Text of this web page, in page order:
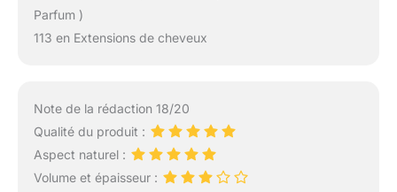
Parfum )
113 en Extensions de cheveux
Note de la rédaction 18/20
Qualité du produit :
Aspect naturel :
Volume et épaisseur :